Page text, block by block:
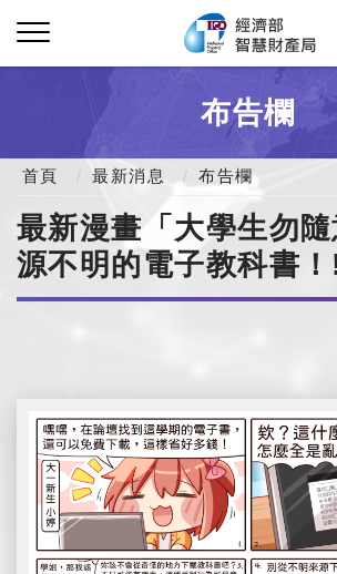
布告欄
首頁 最新消息 布告欄
最新漫畫「大學生勿
源不明的電子教科書！!